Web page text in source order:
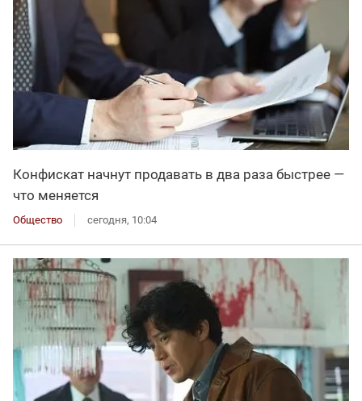
Конфискат начнут продавать в два раза быстрее —
что меняется
Общество сегодня, 10:04